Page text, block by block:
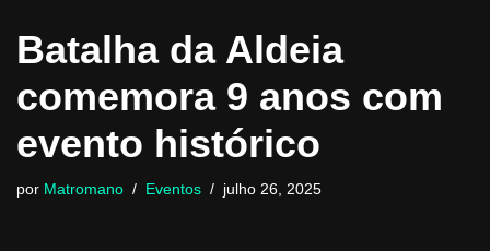
Batalha da Aldeia
comemora 9 anos com
evento histórico
por Matromano Eventos julho 26, 2025